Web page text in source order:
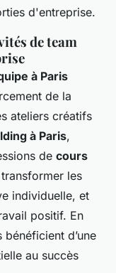
d'entreprise.
de team
à Paris
de la
ateliers créatifs
à Paris,
de cours
les
individuelle, et
positif. En
d’une
au succès